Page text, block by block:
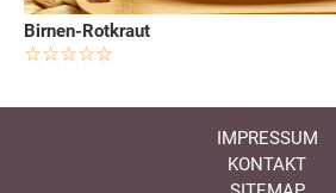
Birnen-Rotkraut
IMPRESSUM
KONTAKT